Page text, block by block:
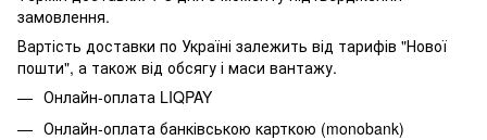
замовлення.
Вартість доставки по Україні залежить від тарифів "Нової
пошти", а також від обсягу і маси вантажу.
Онлайн-оплата LIQPAY
Онлайн-оплата банківською карткою (monobank)